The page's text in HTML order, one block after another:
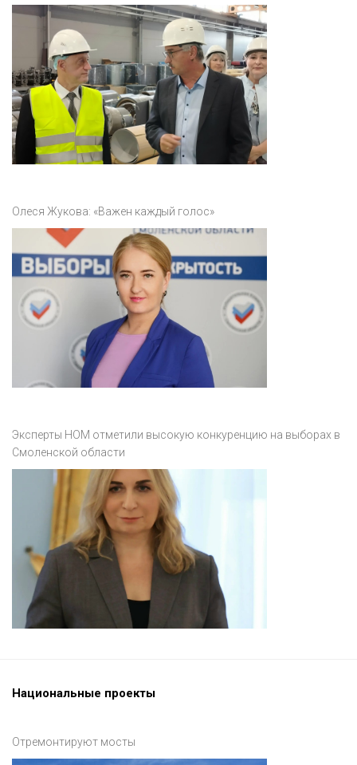
Олеся Жукова: «Важен каждый голос»
Эксперты НОМ отметили высокую конкуренцию на выборах в
Смоленской области
Национальные проекты
Отремонтируют мосты